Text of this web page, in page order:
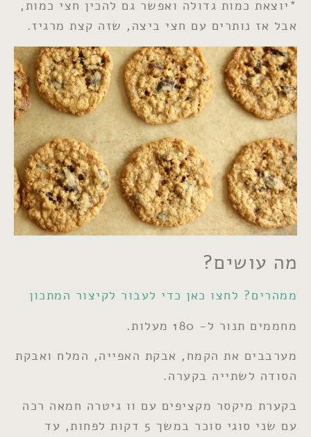
*יוצאת כמות גדולה ואפשר גם להכין חצי כמות,
אבל אז נותרים עם חצי ביצה, שזה קצת מרגיז.
מה עושים?
ממהרים?לחצו כאן כדי לעבור לקיצור המתכון
מחממים תנור ל- 180 מעלות.
מערבבים את הקמח, אבקת האפייה, המלח ואבקת
הסודה לשתייה בקערה.
בקערת מיקסר מקציפים עם וו גיטרה חמאה רכה
עם שני סוגי סוכר במשך 5 דקות לפחות, עד